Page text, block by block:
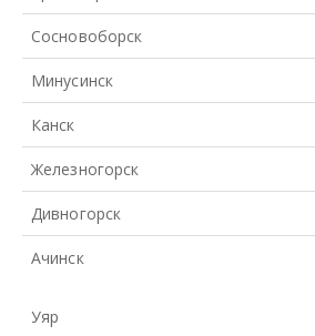
Сосновоборск
Минусинск
Канск
Железногорск
Дивногорск
Ачинск
Уяр